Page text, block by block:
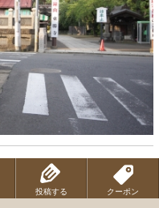
投稿する クーポン